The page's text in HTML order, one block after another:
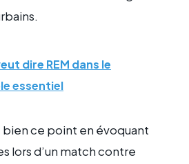
dire REM dans le
essentiel
bien ce point en évoquant
lors d’un match contre